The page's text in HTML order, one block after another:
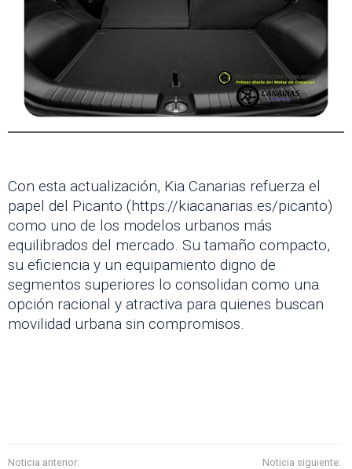
Con esta actualización, Kia Canarias refuerza el
papel del Picanto (https://kiacanarias.es/picanto)
como uno de los modelos urbanos más
equilibrados del mercado. Su tamaño compacto,
su eficiencia y un equipamiento digno de
segmentos superiores lo consolidan como una
opción racional y atractiva para quienes buscan
movilidad urbana sin compromisos.
Noticia anterior: Noticia siguiente: